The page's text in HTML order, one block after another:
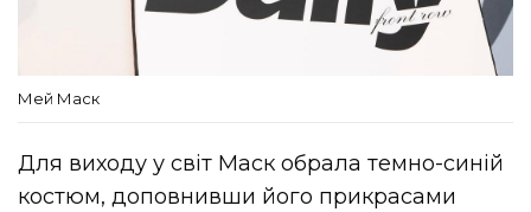
Мей Маск
Для виходу у світ Маск обрала темно-синій
костюм, доповнивши його прикрасами